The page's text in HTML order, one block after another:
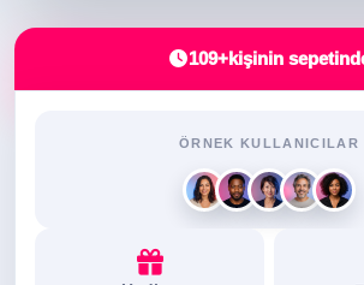
109+kişinin
ÖRNEK KULLANICILAR